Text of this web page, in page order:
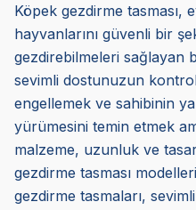
Köpek gezdirme tasması,
hayvanlarını güvenli bir
gezdirebilmeleri sağlayan
sevimli dostunuzun
engellemek ve sahibinin
yürümesini temin etmek
malzeme, uzunluk ve
gezdirme tasması
gezdirme tasmaları,